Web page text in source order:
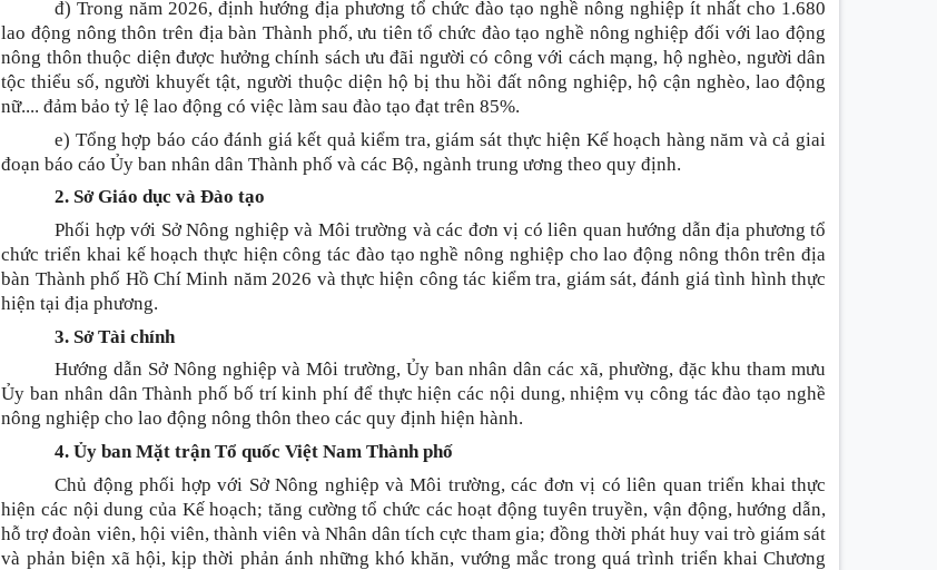
đ) Trong năm 2026, định hướng địa phương tổ chức đào tạo nghề nông nghiệp ít nhất cho 1.680
lao động nông thôn trên địa bàn Thành phố, ưu tiên tổ chức đào tạo nghề nông nghiệp đối với lao động
nông thôn thuộc diện được hưởng chính sách ưu đãi người có công với cách mạng, hộ nghèo, người dân
tộc thiểu số, người khuyết tật, người thuộc diện hộ bị thu hồi đất nông nghiệp, hộ cận nghèo, lao động
nữ.... đảm bảo tỷ lệ lao động có việc làm sau đào tạo đạt trên 85%.
e) Tổng hợp báo cáo đánh giá kết quả kiểm tra, giám sát thực hiện Kế hoạch hàng năm và cả giai
đoạn báo cáo Ủy ban nhân dân Thành phố và các Bộ, ngành trung ương theo quy định.
2. Sở Giáo dục và Đào tạo
Phối hợp với Sở Nông nghiệp và Môi trường và các đơn vị có liên quan hướng dẫn địa phương tổ
chức triển khai kế hoạch thực hiện công tác đào tạo nghề nông nghiệp cho lao động nông thôn trên địa
bàn Thành phố Hồ Chí Minh năm 2026 và thực hiện công tác kiểm tra, giám sát, đánh giá tình hình thực
hiện tại địa phương.
3. Sở Tài chính
Hướng dẫn Sở Nông nghiệp và Môi trường, Ủy ban nhân dân các xã, phường, đặc khu tham mưu
Ủy ban nhân dân Thành phố bố trí kinh phí để thực hiện các nội dung, nhiệm vụ công tác đào tạo nghề
nông nghiệp cho lao động nông thôn theo các quy định hiện hành.
4. Ủy ban Mặt trận Tổ quốc Việt Nam Thành phố
Chủ động phối hợp với Sở Nông nghiệp và Môi trường, các đơn vị có liên quan triển khai thực
hiện các nội dung của Kế hoạch; tăng cường tổ chức các hoạt động tuyên truyền, vận động, hướng dẫn,
hỗ trợ đoàn viên, hội viên, thành viên và Nhân dân tích cực tham gia; đồng thời phát huy vai trò giám sát
và phản biện xã hội, kịp thời phản ánh những khó khăn, vướng mắc trong quá trình triển khai Chương